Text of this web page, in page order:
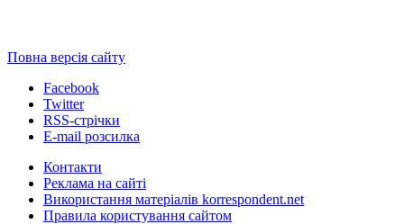
Повна версія сайту
Facebook
Twitter
RSS-стрічки
E-mail розсилка
Контакти
Реклама на сайті
Використання матеріалів korrespondent.net
Правила користування сайтом